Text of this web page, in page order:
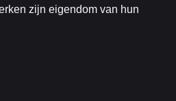
zijn eigendom van hun